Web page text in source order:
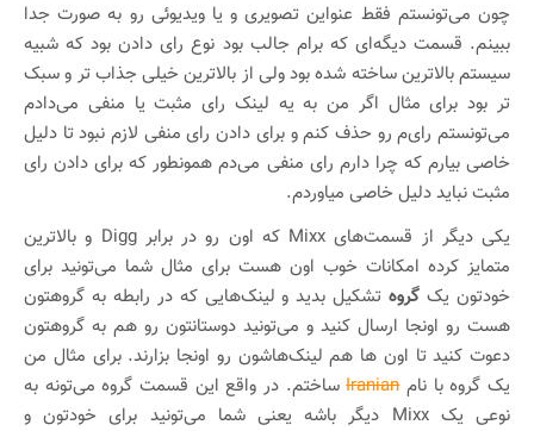
چون می‌تونستم فقط عنواین تصویری و یا ویدیوئی رو به صورت جدا
ببینم. قسمت دیگه‌ای که برام جالب بود نوع رای دادن بود که شبیه
سیستم بالاترین ساخته شده بود ولی از بالاترین خیلی جذاب تر و سبک
تر بود برای مثال اگر من به یه لینک رای مثبت یا منفی می‌دادم
می‌تونستم رای‌م رو حذف کنم و برای دادن رای منفی لازم نبود تا دلیل
خاصی بیارم که چرا دارم رای منفی می‌دم همونطور که برای دادن رای
مثبت نباید دلیل خاصی میاوردم.
یکی دیگر از قسمت‌های Mixx که اون رو در برابر Digg و بالاترین
متمایز کرده امکانات خوب اون هست برای مثال شما می‌تونید برای
خودتون یک گروهتشکیل بدید و لینک‌هایی که در رابطه به گروهتون
هست رو اونجا ارسال کنید و می‌تونید دوستانتون رو هم به گروهتون
دعوت کنید تا اون ها هم لینک‌هاشون رو اونجا بزارند. برای مثال من
یک گروه با نامIranianساختم. در واقع این قسمت گروه می‌تونه به
نوعی یک Mixx دیگر باشه یعنی شما می‌تونید برای خودتون و